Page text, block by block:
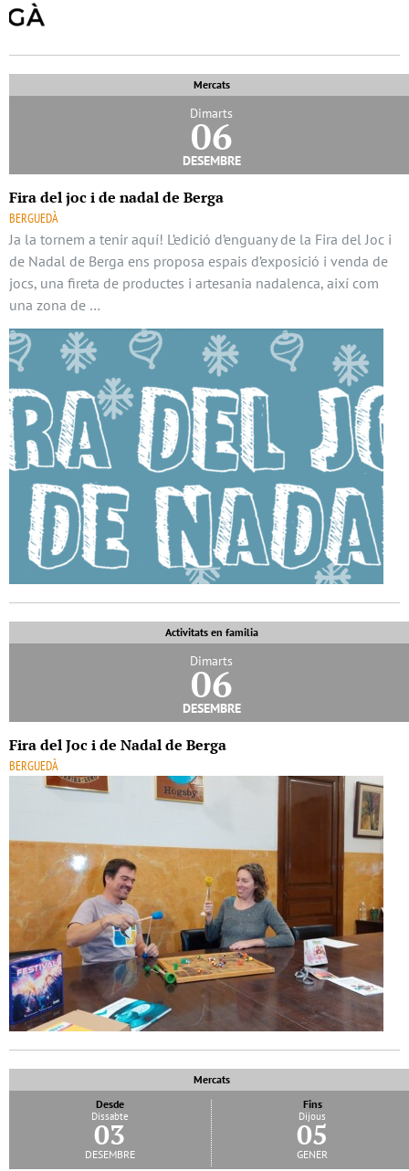
Mercats
Dimarts
06
desembre
Fira del joc i de nadal de Berga
BERGUEDÀ
Ja la tornem a tenir aquí! L’edició d’enguany de la Fira del Joc i
de Nadal de Berga ens proposa espais d’exposició i venda de
jocs, una fireta de productes i artesania nadalenca, així com
una zona de …
Activitats en familia
Dimarts
06
desembre
Fira del Joc i de Nadal de Berga
BERGUEDÀ
Mercats
Desde
Dissabte
03
desembre
Fins
Dijous
05
gener